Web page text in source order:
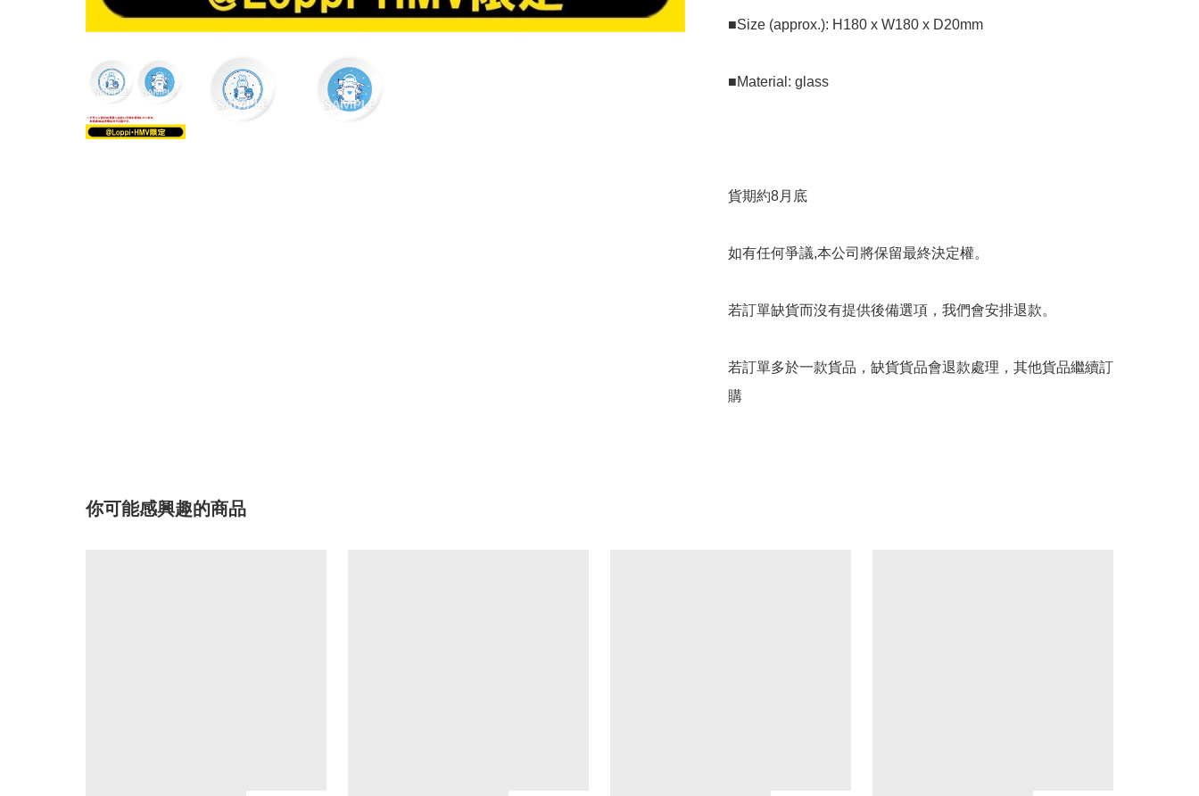
■Size (approx.): H180 x W180 x D20mm
■Material: glass
貨期約8月底
如有任何爭議,本公司將保留最終決定權。
若訂單缺貨而沒有提供後備選項，我們會安排退款。
若訂單多於一款貨品，缺貨貨品會退款處理，其他貨品繼續訂
你可能感興趣的商品